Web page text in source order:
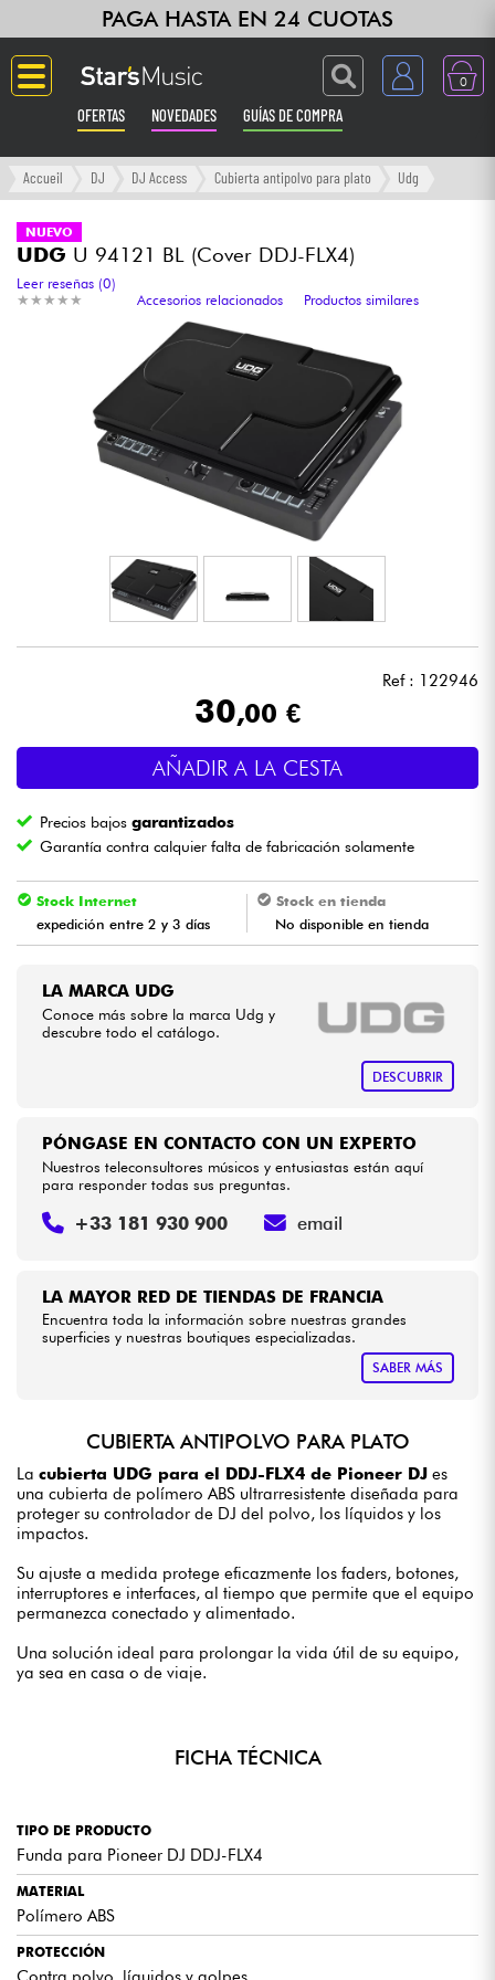
PAGA HASTA EN 24 CUOTAS
0
OFERTAS NOVEDADES GUÍAS DE COMPRA
Langue
Ampli & Efectos
Sintetizadores & samplers
Grabación
Micros
Luces
Violines y cuarteto
Niños
Cables & Acces.
Bundle
Ver nuestras marcas
Accueil DJ DJ Access Cubierta antipolvo para plato Udg
NUEVO
UDG U 94121 BL (Cover DDJ-FLX4)
★ ★ ★ ★ ★
★ ★ ★ ★ ★
Leer reseñas (0)
Accesorios relacionados
Productos similares
Ref : 122946
30,00 €
AÑADIR A LA CESTA
Precios bajosgarantizados
Garantía contra calquier falta de fabricación solamente
Stock Internet
expedición entre 2 y 3 días
Stock en tienda
No disponible en tienda
LA MARCA UDG
Conoce más sobre la marca Udg y
descubre todo el catálogo.
DESCUBRIR
LA MAYOR RED DE TIENDAS DE FRANCIA
Encuentra toda la información sobre nuestras grandes
superficies y nuestras boutiques especializadas.
SABER MÁS
PÓNGASE EN CONTACTO CON UN EXPERTO
Nuestros teleconsultores músicos y entusiastas están aquí
para responder todas sus preguntas.
+33 181 930 900 email
CUBIERTA ANTIPOLVO PARA PLATO
La cubierta UDG para el DDJ-FLX4 de Pioneer DJ es
una cubierta de polímero ABS ultrarresistente diseñada para
proteger su controlador de DJ del polvo, los líquidos y los
impactos.
Su ajuste a medida protege eficazmente los faders, botones,
interruptores e interfaces, al tiempo que permite que el equipo
permanezca conectado y alimentado.
Una solución ideal para prolongar la vida útil de su equipo,
ya sea en casa o de viaje.
FICHA TÉCNICA
TIPO DE PRODUCTO
Funda para Pioneer DJ DDJ-FLX4
MATERIAL
Polímero ABS
PROTECCIÓN